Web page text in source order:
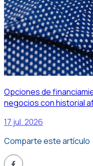
Opciones de
negocios con historial
17 jul. 2026
Comparte este artículo